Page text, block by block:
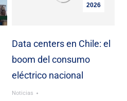
2026
Data centers en Chile: el
boom del consumo
eléctrico nacional
Noticias